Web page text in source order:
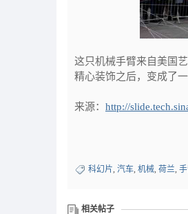
这只机械手臂来自美国
精心装饰之后，变成了
来源： http://
科幻片, 汽车, 机械, 荷兰,
相关帖子